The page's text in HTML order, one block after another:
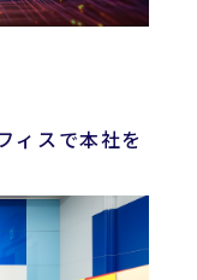
ィスで本社を